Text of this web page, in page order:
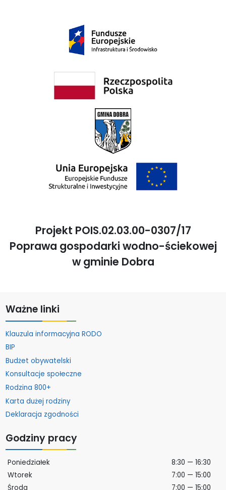
Projekt POIS.02.03.00-0307/17
Poprawa gospodarki wodno-ściekowej
w gminie Dobra
Ważne linki
Klauzula informacyjna RODO
BIP
Budżet obywatelski
Konsultacje społeczne
Rodzina 800+
Karta dużej rodziny
Deklaracja zgodności
Godziny pracy
Poniedziałek
8:30 — 16:30
Wtorek
7:00 — 15:00
Środa
7:00 — 15:00